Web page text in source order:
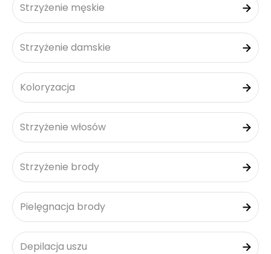
Strzyżenie męskie
Strzyżenie damskie
Koloryzacja
Strzyżenie włosów
Strzyżenie brody
Pielęgnacja brody
Depilacja uszu